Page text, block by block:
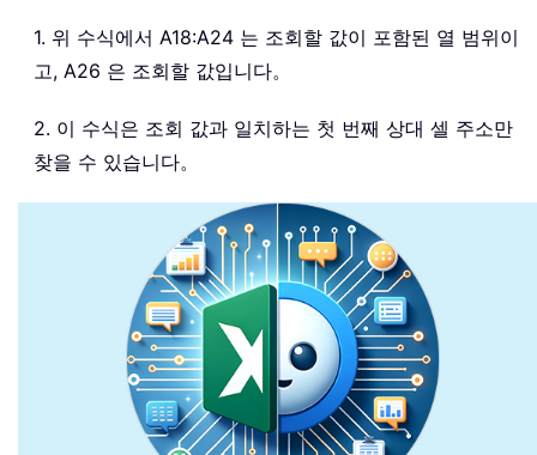
1. 위 수식에서 A18:A24 는 조회할 값이 포함된 열 범위이
고, A26 은 조회할 값입니다。
2. 이 수식은 조회 값과 일치하는 첫 번째 상대 셀 주소만
찾을 수 있습니다。